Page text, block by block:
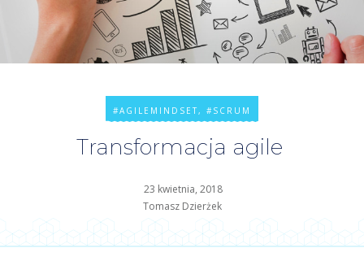
#AGILEMINDSET, #SCRUM
Transformacja agile
23 kwietnia, 2018
Tomasz Dzierżek